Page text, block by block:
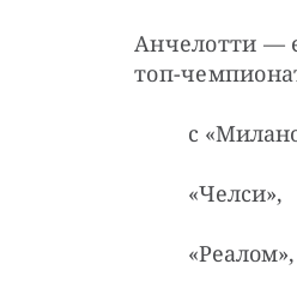
Анчелотти —
топ-
с
«Челси»,
«Реалом»,